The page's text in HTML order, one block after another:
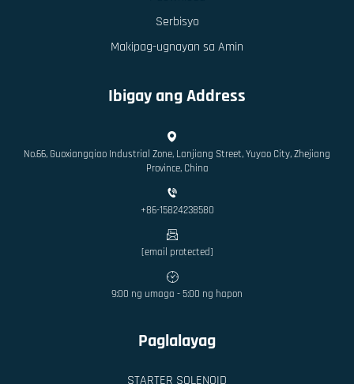
Serbisyo
Makipag-ugnayan sa Amin
Ibigay ang Address
No.66, Guoxiangqiao Industrial Zone, Lanjiang Street, Yuyao City, Zhejiang
Province, China
+86-15824238580
[email protected]
9:00 ng umaga - 5:00 ng hapon
Paglalayag